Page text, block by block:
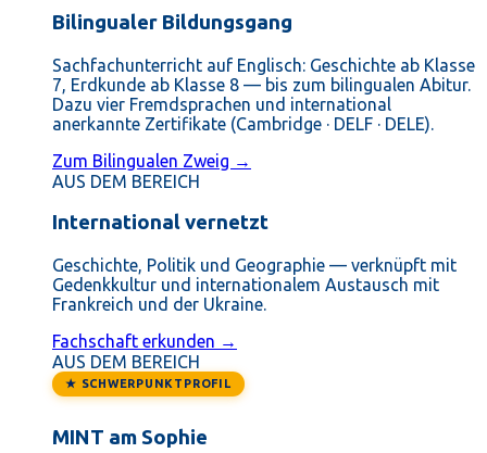
Bilingualer Bildungsgang
Sachfachunterricht auf Englisch: Geschichte ab Klasse
7, Erdkunde ab Klasse 8 — bis zum bilingualen Abitur.
Dazu vier Fremdsprachen und international
anerkannte Zertifikate (Cambridge · DELF · DELE).
Zum Bilingualen Zweig →
AUS DEM BEREICH
International vernetzt
Geschichte, Politik und Geographie — verknüpft mit
Gedenkkultur und internationalem Austausch mit
Frankreich und der Ukraine.
Fachschaft erkunden →
AUS DEM BEREICH
★ SCHWERPUNKTPROFIL
MINT am Sophie